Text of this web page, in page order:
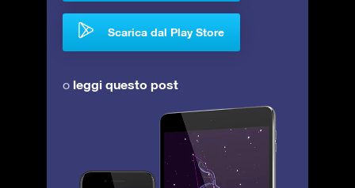
Scarica dal Play Store
o leggi questo post